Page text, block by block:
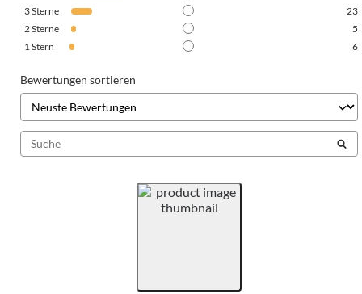
3Sterne
23
2Sterne
5
1 Stern 6
Bewertungen sortieren